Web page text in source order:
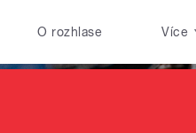
O rozhlase Více